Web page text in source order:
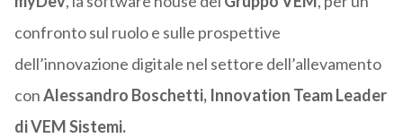
confronto sul ruolo e sulle prospettive
dell’innovazione digitale nel settore dell’allevamento
conAlessandro Boschetti, Innovation Team Leader
di VEM Sistemi.